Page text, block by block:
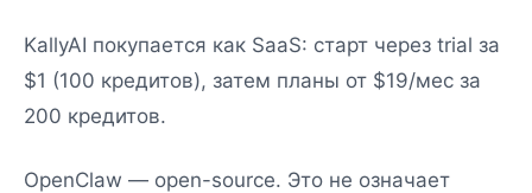
KallyAI покупается как SaaS: старт через trial за
$1 (100 кредитов), затем планы от $19/мес за
200 кредитов.
OpenClaw — open-source. Это не означает